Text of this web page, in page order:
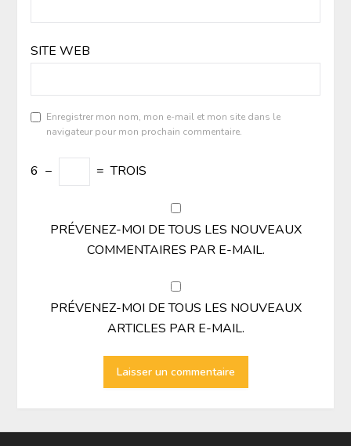
SITE WEB
Enregistrer mon nom, mon e-mail et mon site dans le
navigateur pour mon prochain commentaire.
6 − = TROIS
PRÉVENEZ-MOI DE TOUS LES NOUVEAUX
COMMENTAIRES PAR E-MAIL.
PRÉVENEZ-MOI DE TOUS LES NOUVEAUX
ARTICLES PAR E-MAIL.